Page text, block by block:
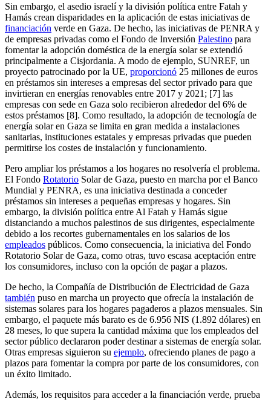
Sin embargo, el asedio israelí y la división política entre Fatah y
Hamás crean disparidades en la aplicación de estas iniciativas de
financiación verde en Gaza. De hecho, las iniciativas de PENRA y
de empresas privadas como el Fondo de Inversión Palestino para
fomentar la adopción doméstica de la energía solar se extendió
principalmente a Cisjordania. A modo de ejemplo, SUNREF, un
proyecto patrocinado por la UE, proporcionó 25 millones de euros
en préstamos sin intereses a empresas del sector privado para que
invirtieran en energías renovables entre 2017 y 2021; [7] las
empresas con sede en Gaza solo recibieron alrededor del 6% de
estos préstamos [8]. Como resultado, la adopción de tecnología de
energía solar en Gaza se limita en gran medida a instalaciones
sanitarias, instituciones estatales y empresas privadas que pueden
permitirse los costes de instalación y funcionamiento.
Pero ampliar los préstamos a los hogares no resolvería el problema.
El Fondo Rotatorio Solar de Gaza, puesto en marcha por el Banco
Mundial y PENRA, es una iniciativa destinada a conceder
préstamos sin intereses a pequeñas empresas y hogares. Sin
embargo, la división política entre Al Fatah y Hamás sigue
distanciando a muchos palestinos de sus dirigentes, especialmente
debido a los recortes gubernamentales en los salarios de los
empleados públicos. Como consecuencia, la iniciativa del Fondo
Rotatorio Solar de Gaza, como otras, tuvo escasa aceptación entre
los consumidores, incluso con la opción de pagar a plazos.
De hecho, la Compañía de Distribución de Electricidad de Gaza
también puso en marcha un proyecto que ofrecía la instalación de
sistemas solares para los hogares pagaderos a plazos mensuales. Sin
embargo, el paquete más barato es de 6.956 NIS (1.892 dólares) en
28 meses, lo que supera la cantidad máxima que los empleados del
sector público declararon poder destinar a sistemas de energía solar.
Otras empresas siguieron su ejemplo, ofreciendo planes de pago a
plazos para fomentar la compra por parte de los consumidores, con
un éxito limitado.
Además, los requisitos para acceder a la financiación verde, prueba